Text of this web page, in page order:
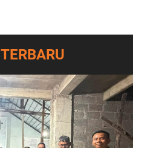
TERBARU